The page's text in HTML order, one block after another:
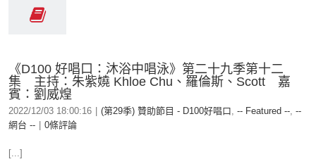
《D100 好唱口：沐浴中唱泳》第二十九季第十二
集 主持：朱紫嬈 Khloe Chu、羅倫斯、Scott 嘉
賓：劉威煌
2022/12/03 18:00:16 (第29季) 贊助節目 - D100好唱口, -- Featured --, --
網台 --
0條評論
[...]